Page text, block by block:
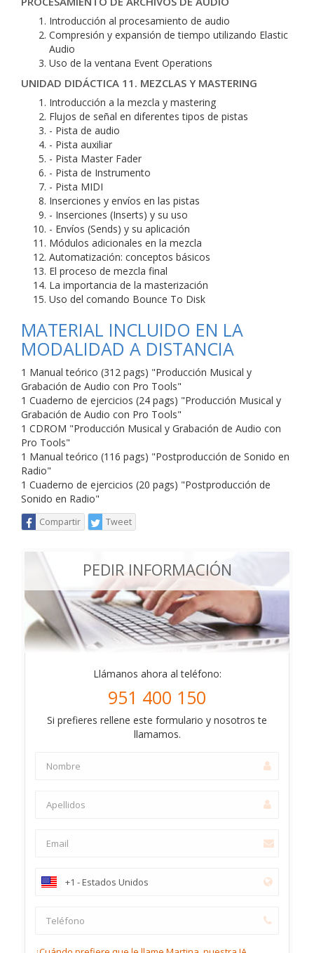
Introducción al procesamiento de audio
Compresión y expansión de tiempo utilizando Elastic
Audio
Uso de la ventana Event Operations
UNIDAD DIDÁCTICA 11. MEZCLAS Y MASTERING
Introducción a la mezcla y mastering
Flujos de señal en diferentes tipos de pistas
- Pista de audio
- Pista auxiliar
- Pista Master Fader
- Pista de Instrumento
- Pista MIDI
Inserciones y envíos en las pistas
- Inserciones (Inserts) y su uso
- Envíos (Sends) y su aplicación
Módulos adicionales en la mezcla
Automatización: conceptos básicos
El proceso de mezcla final
La importancia de la masterización
Uso del comando Bounce To Disk
MATERIAL INCLUIDO EN LA
MODALIDAD A DISTANCIA
1 Manual teórico (312 pags) "Producción Musical y
Grabación de Audio con Pro Tools"
1 Cuaderno de ejercicios (24 pags) "Producción Musical y
Grabación de Audio con Pro Tools"
1 CDROM "Producción Musical y Grabación de Audio con
Pro Tools"
1 Manual teórico (116 pags) "Postproducción de Sonido en
Radio"
1 Cuaderno de ejercicios (20 pags) "Postproducción de
Sonido en Radio"
Compartir Tweet
PEDIR INFORMACIÓN
Llámanos ahora al teléfono:
951 400 150
Si prefieres rellene este formulario y nosotros te
llamamos.